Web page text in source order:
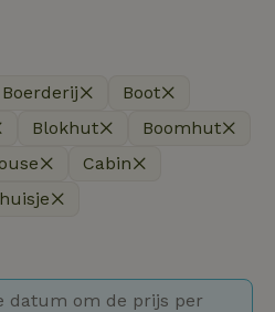
Boerderij
Boot
Blokhut
Boomhut
Cabin
datum om de prijs per